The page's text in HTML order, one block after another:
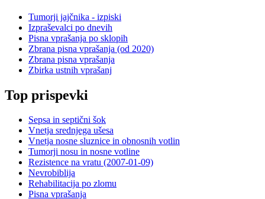
Tumorji jajčnika - izpiski
Izpraševalci po dnevih
Pisna vprašanja po sklopih
Zbrana pisna vprašanja (od 2020)
Zbrana pisna vprašanja
Zbirka ustnih vprašanj
Top prispevki
Sepsa in septični šok
Vnetja srednjega ušesa
Vnetja nosne sluznice in obnosnih votlin
Tumorji nosu in nosne votline
Rezistence na vratu (2007-01-09)
Nevrobiblija
Rehabilitacija po zlomu
Pisna vprašanja